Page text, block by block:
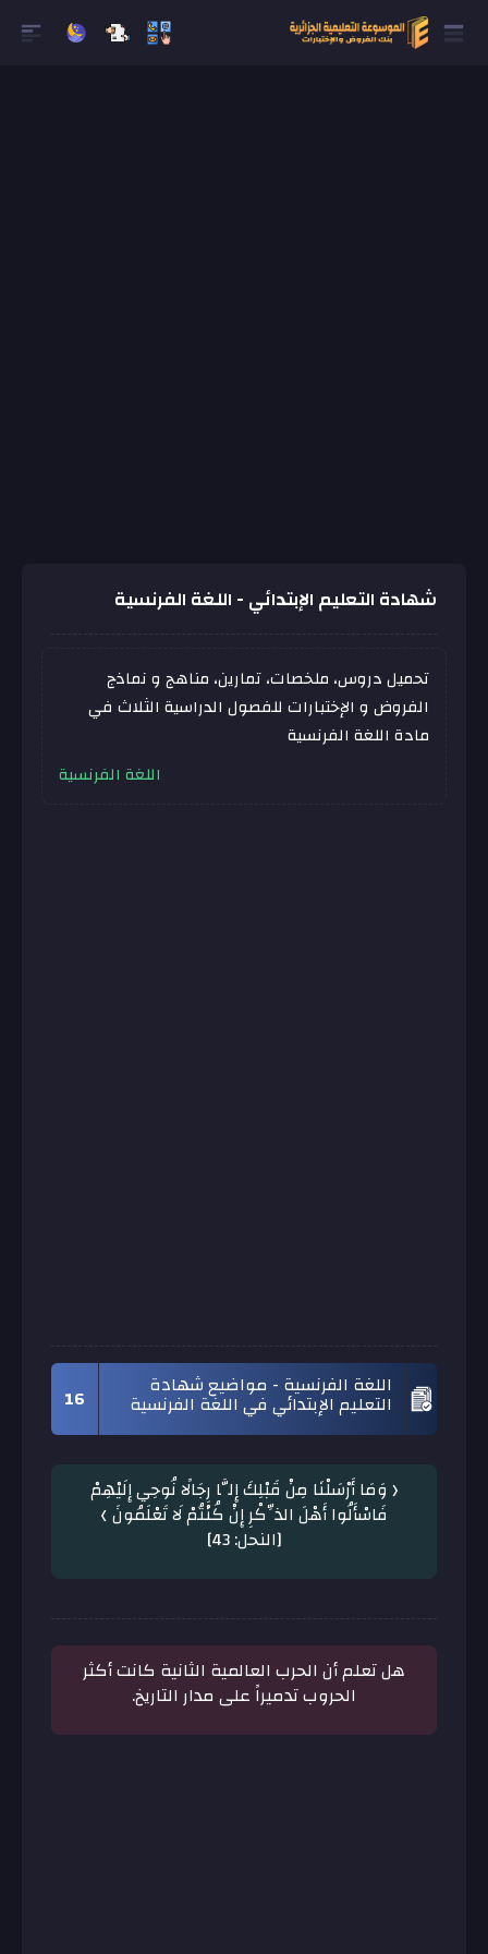
شهادة التعليم الإبتدائي - اللغة الفرنسية
تحميل دروس، ملخصات، تمارين، مناهج و نماذج
الفروض و الإختبارات للفصول الدراسية الثلاث في
مادة اللغة الفرنسية
اللغة الفرنسية
اللغة الفرنسية - مواضيع شهادة
التعليم الإبتدائي في اللغة الفرنسية 16
﴿ وَمَا أَرْسَلْنَا مِنْ قَبْلِكَ إِلَّا رِجَالًا نُوحِي إِلَيْهِمْ
فَاسْأَلُوا أَهْلَ الذِّكْرِ إِنْ كُنْتُمْ لَا تَعْلَمُونَ ﴾
[النحل: 43]
هل تعلم أن الحرب العالمية الثانية كانت أكثر
الحروب تدميراً على مدار التاريخ.